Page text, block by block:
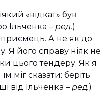
«відкат» був
Ільченка – ред.)
А не як до
Я його справу ніяк не
цього тендеру. Як я
міг сказати: беріть
від Ільченка – ред.)